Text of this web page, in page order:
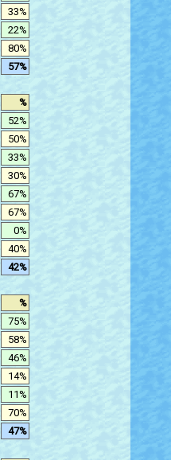
33%
22%
80%
57%
%
52%
50%
33%
30%
67%
67%
0%
40%
42%
%
75%
58%
46%
14%
11%
70%
47%